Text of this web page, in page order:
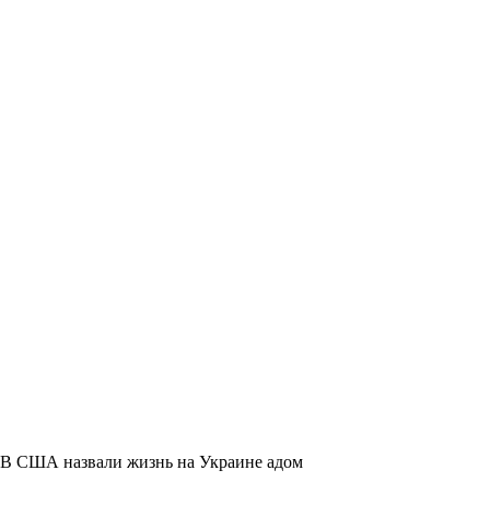
В США назвали жизнь на Украине адом